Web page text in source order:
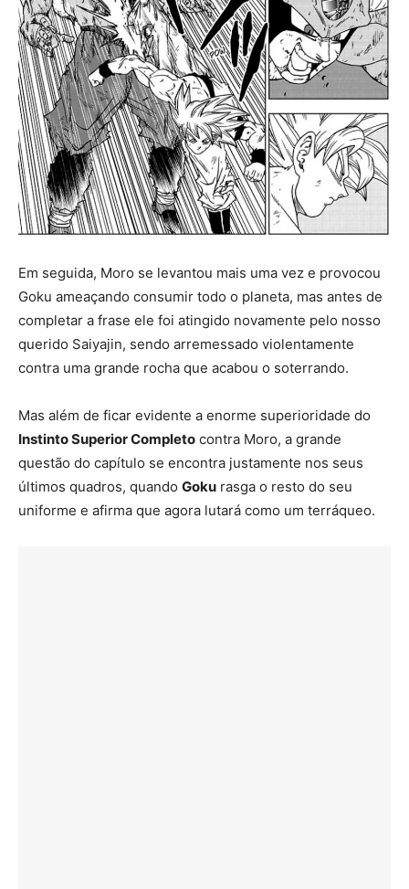
Em seguida, Moro se levantou mais uma vez e provocou
Goku ameaçando consumir todo o planeta, mas antes de
completar a frase ele foi atingido novamente pelo nosso
querido Saiyajin, sendo arremessado violentamente
contra uma grande rocha que acabou o soterrando.
Mas além de ficar evidente a enorme superioridade do
Instinto Superior Completo contra Moro, a grande
questão do capítulo se encontra justamente nos seus
últimos quadros, quando Goku rasga o resto do seu
uniforme e afirma que agora lutará como um terráqueo.